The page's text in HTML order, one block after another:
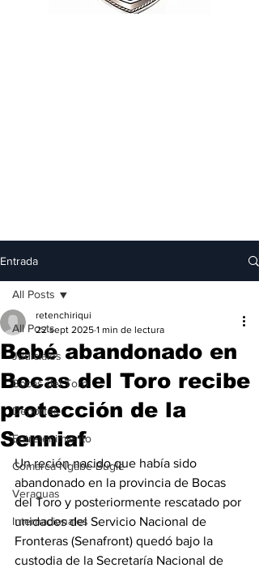
Entrada
All Posts
Judiciales
Bocas del Toro
Deportes
Entretenimiento
Comarca Ngäbe-Buglé
Veraguas
Internacionales
All Posts
Bebé abandonado en
Bocas del Toro recibe
protección de la
Senniaf
retenchiriqui
22 sept 2025 1 min de lectura
Un recién nacido que había sido
abandonado en la provincia de Bocas
del Toro y posteriormente rescatado por
unidades del Servicio Nacional de
Fronteras (Senafront) quedó bajo la
custodia de la Secretaría Nacional de